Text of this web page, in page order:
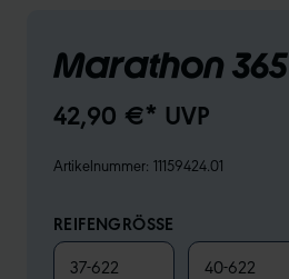
Marathon 365
42,90 €* UVP
Artikelnummer: 11159424.01
REIFENGRÖSSE
37-622 40-622